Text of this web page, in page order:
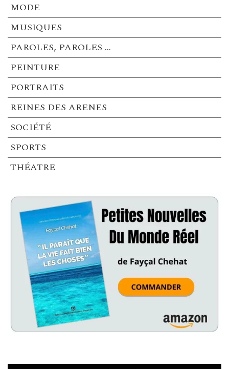
MODE
MUSIQUES
PAROLES, PAROLES …
PEINTURE
PORTRAITS
REINES DES ARENES
SOCIÉTÉ
SPORTS
THÉATRE